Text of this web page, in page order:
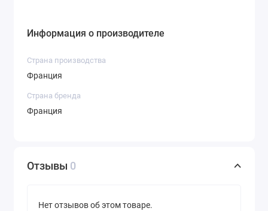
Информация о производителе
Страна производства
Франция
Страна бренда
Франция
Отзывы 0
Нет отзывов об этом товаре.